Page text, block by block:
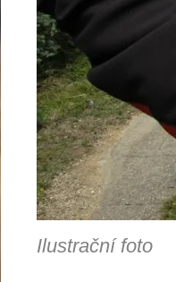
Ilustrační foto